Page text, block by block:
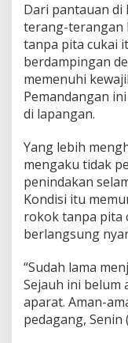
Dari pantauan di
terang-terangan
tanpa pita cukai
berdampingan
memenuhi
Pemandangan
di lapangan.
Yang lebih
mengaku tidak
penindakan
Kondisi itu
rokok tanpa pita
berlangsung
“Sudah lama
Sejauh ini belum
aparat. Aman-
pedagang, Senin